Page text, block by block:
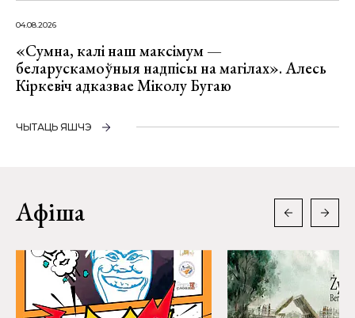
04.08.2026
«Сумна, калі наш максімум —
беларускамоўныя надпісы на магілах». Алесь
Кіркевіч адказвае Міколу Бугаю
ЧЫТАЦЬ ЯШЧЭ
Афіша